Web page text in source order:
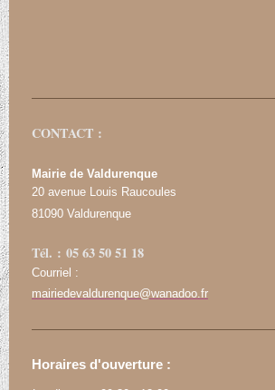
CONTACT :
Mairie de Valdurenque
20 avenue Louis Raucoules
81090 Valdurenque
Tél. : 05 63 50 51 18
Courriel :
mairiedevaldurenque@wanadoo.fr
Horaires d'ouverture :